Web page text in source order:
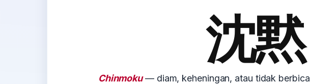
沈黙
Chinmoku— diam, keheningan, atau tidak